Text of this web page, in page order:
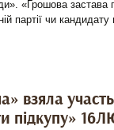
«Грошова застава
партії чи
взяла
підкупу»